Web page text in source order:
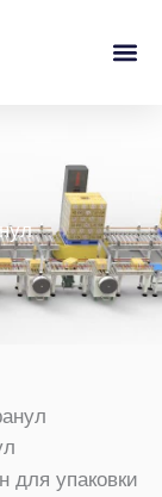
для упаковки